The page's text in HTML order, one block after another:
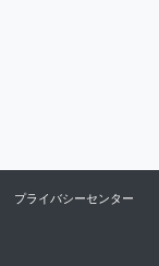
プライバシーセンター